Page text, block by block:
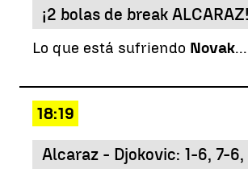
¡2 bolas de break ALCARAZ!
Lo que está sufriendo Novak...
18:19
Alcaraz - Djokovic: 1-6, 7-6,